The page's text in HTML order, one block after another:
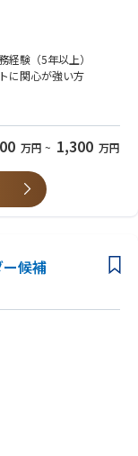
時においても、あらゆ
主導します。必要に
業計画、ビジネスス
で契約書を整えます。
令（知的財産法、広告
ふさわしい社会的責
決定や経営戦略に関す
経験（5年以上）
に関心が強い方
渉案件の経験が豊富
富な方
験知見、興味関心が
万円 ~ 1,300 万円
ー候補